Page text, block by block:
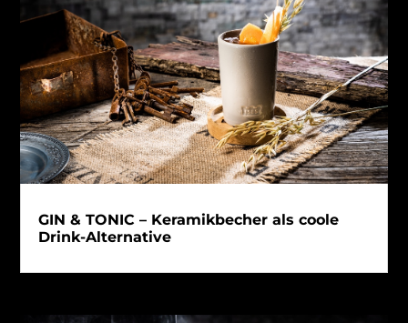
GIN & TONIC – Keramikbecher als coole
Drink-Alternative